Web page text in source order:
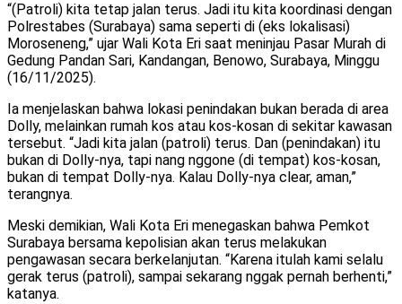
“(Patroli) kita tetap jalan terus. Jadi itu kita koordinasi dengan
Polrestabes (Surabaya) sama seperti di (eks lokalisasi)
Moroseneng,” ujar Wali Kota Eri saat meninjau Pasar Murah di
Gedung Pandan Sari, Kandangan, Benowo, Surabaya, Minggu
(16/11/2025).
Ia menjelaskan bahwa lokasi penindakan bukan berada di area
Dolly, melainkan rumah kos atau kos-kosan di sekitar kawasan
tersebut. “Jadi kita jalan (patroli) terus. Dan (penindakan) itu
bukan di Dolly-nya, tapi nang nggone (di tempat) kos-kosan,
bukan di tempat Dolly-nya. Kalau Dolly-nya clear, aman,”
terangnya.
Meski demikian, Wali Kota Eri menegaskan bahwa Pemkot
Surabaya bersama kepolisian akan terus melakukan
pengawasan secara berkelanjutan. “Karena itulah kami selalu
gerak terus (patroli), sampai sekarang nggak pernah berhenti,”
katanya.